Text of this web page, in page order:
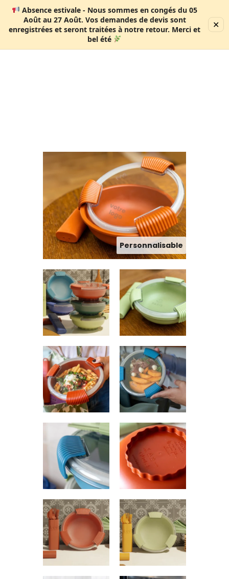
Absence estivale- Nous sommes en congés du 05
Août au 27 Août. Vos demandes de devis sont
enregistrées et seront traitées à notre retour. Merci et
bel été
✕
0 produit